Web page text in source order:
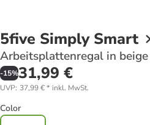
5five Simply Smart
Arbeitsplattenregal in beige
-15%31,99 €
UVP: 37,99 €* inkl. MwSt.
Color